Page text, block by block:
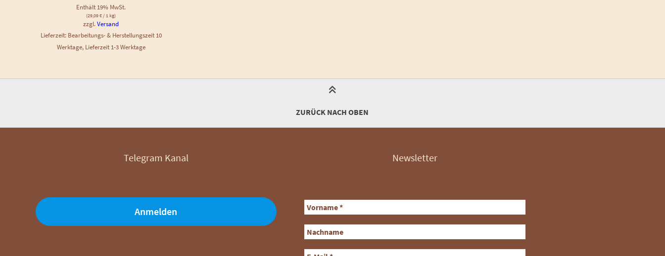
Enthält 19% MwSt.
(29,09€/ 1 kg)
zzgl.Versand
Lieferzeit: Bearbeitungs- & Herstellungszeit 10
Werktage, Lieferzeit 1-3 Werktage
ZURÜCK NACH OBEN
Telegram Kanal
Anmelden
Newsletter